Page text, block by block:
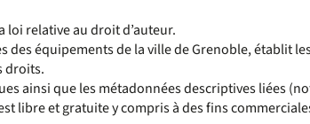
relative au droit d’auteur.
des équipements de la ville de Grenoble, établit
droits.
ainsi que les métadonnées descriptives liées
libre et gratuite y compris à des fins